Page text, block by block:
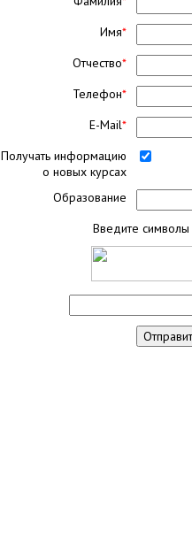
Имя*
Отчество*
Телефон*
E-Mail*
Получать информацию
о новых курсах
Образование
Введите символы